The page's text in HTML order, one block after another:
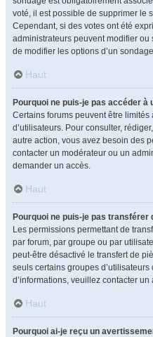
voté, il est possible de supprimer le
Cependant, si des votes ont été
administrateurs peuvent modifier
de modifier les options d’un
Haut
Pourquoi ne puis-je pas accéder à
Certains forums peuvent être
d’utilisateurs. Pour consulter,
autre action, vous avez besoin des
contacter un modérateur ou un
demander un accès.
Haut
Pourquoi ne puis-je pas transférer
Les permissions permettant de
par forum, par groupe ou par
peut-être désactivé le transfert de
seuls certains groupes
d’informations, veuillez contacter
Haut
Pourquoi ai-je reçu un